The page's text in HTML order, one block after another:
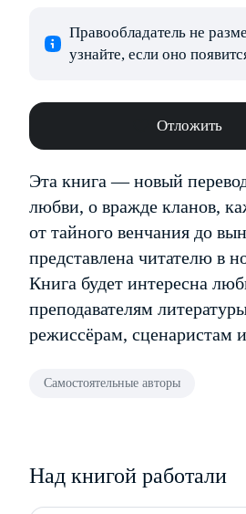
Правообладатель не
узнайте, если оно
Отложить
Эта книга — новый
любви, о вражде кланов,
от тайного венчания до
представлена читателю в
Книга будет интересна
преподавателям
режиссёрам, сценаристам
Самостоятельные авторы
Над книгой работали